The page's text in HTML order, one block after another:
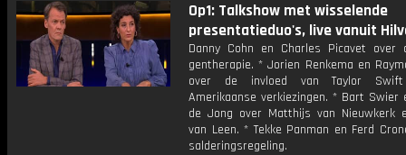
Op1: Talkshow met wisselende
presentatieduo's, live vanuit
Danny Cohn en Charles Picavet over
gentherapie. * Jorien Renkema en
over de invloed van Taylor
Amerikaanse verkiezingen. * Bart Swier
de Jong over Matthijs van Nieuwkerk
van Leen. * Tekke Panman en Ferd
salderingsregeling.